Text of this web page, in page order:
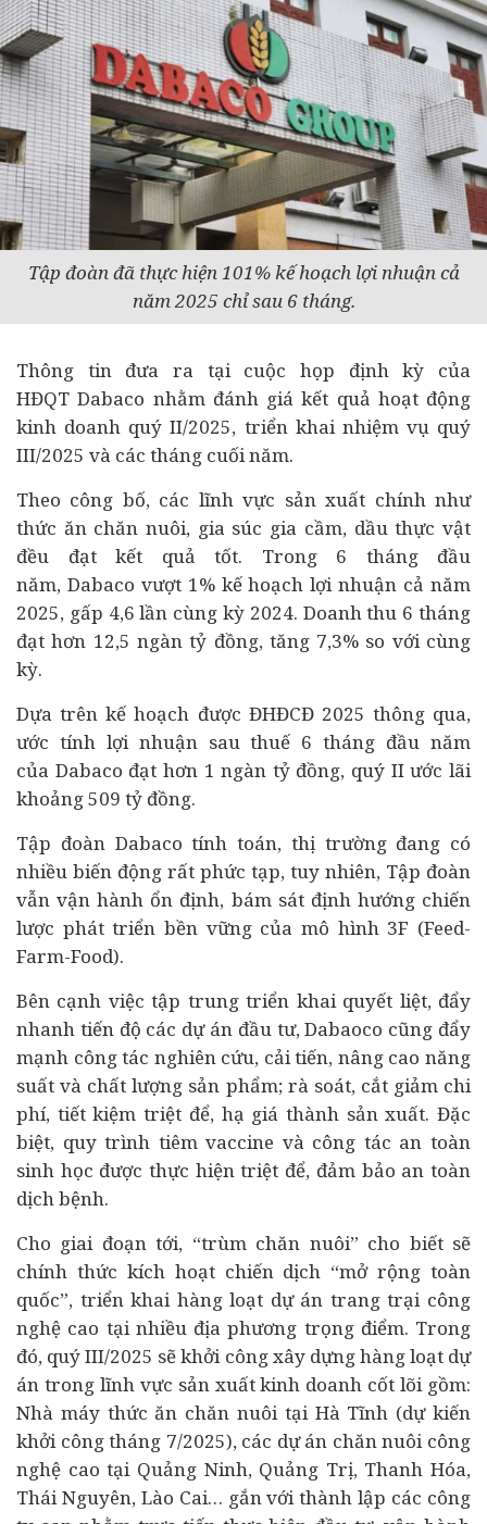
Tập đoàn đã thực hiện 101% kế hoạch lợi nhuận cả
năm 2025 chỉ sau 6 tháng.
Thông tin đưa ra tại cuộc họp định kỳ của
HĐQT Dabaco nhằm đánh giá kết quả hoạt động
kinh doanh quý II/2025, triển khai nhiệm vụ quý
III/2025 và các tháng cuối năm.
Theo công bố, các lĩnh vực sản xuất chính như
thức ăn chăn nuôi, gia súc gia cầm, dầu thực vật
đều đạt kết quả tốt. Trong 6 tháng đầu
năm, Dabaco vượt 1% kế hoạch lợi nhuận cả năm
2025, gấp 4,6 lần cùng kỳ 2024. Doanh thu 6 tháng
đạt hơn 12,5 ngàn tỷ đồng, tăng 7,3% so với cùng
kỳ.
Dựa trên kế hoạch được ĐHĐCĐ 2025 thông qua,
ước tính lợi nhuận sau thuế 6 tháng đầu năm
của Dabaco đạt hơn 1 ngàn tỷ đồng, quý II ước lãi
khoảng 509 tỷ đồng.
Tập đoàn Dabaco tính toán, thị trường đang có
nhiều biến động rất phức tạp, tuy nhiên, Tập đoàn
vẫn vận hành ổn định, bám sát định hướng chiến
lược phát triển bền vững của mô hình 3F (Feed-
Farm-Food).
Bên cạnh việc tập trung triển khai quyết liệt, đẩy
nhanh tiến độ các dự án đầu tư, Dabaoco cũng đẩy
mạnh công tác nghiên cứu, cải tiến, nâng cao năng
suất và chất lượng sản phẩm; rà soát, cắt giảm chi
phí, tiết kiệm triệt để, hạ giá thành sản xuất. Đặc
biệt, quy trình tiêm vaccine và công tác an toàn
sinh học được thực hiện triệt để, đảm bảo an toàn
dịch bệnh.
Cho giai đoạn tới, “trùm chăn nuôi” cho biết sẽ
chính thức kích hoạt chiến dịch “mở rộng toàn
quốc”, triển khai hàng loạt dự án trang trại công
nghệ cao tại nhiều địa phương trọng điểm. Trong
đó, quý III/2025 sẽ khởi công xây dựng hàng loạt dự
án trong lĩnh vực sản xuất kinh doanh cốt lõi gồm:
Nhà máy thức ăn chăn nuôi tại Hà Tĩnh (dự kiến
khởi công tháng 7/2025), các dự án chăn nuôi công
nghệ cao tại Quảng Ninh, Quảng Trị, Thanh Hóa,
Thái Nguyên, Lào Cai… gắn với thành lập các công